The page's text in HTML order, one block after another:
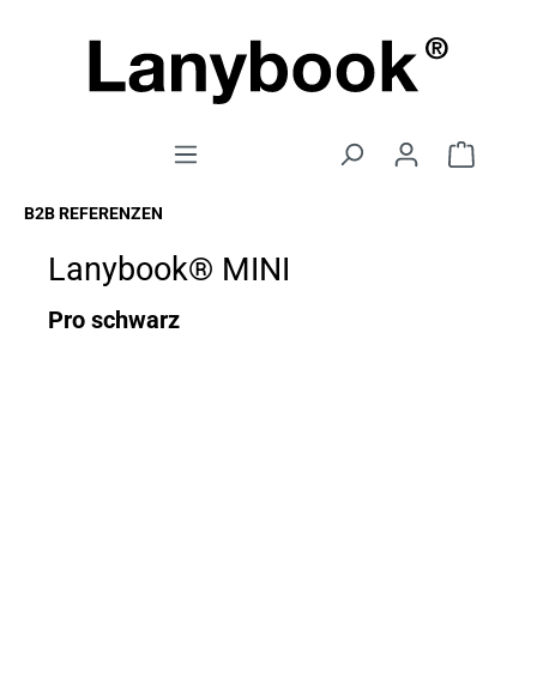
B2B REFERENZEN
Lanybook® MINI
Pro schwarz